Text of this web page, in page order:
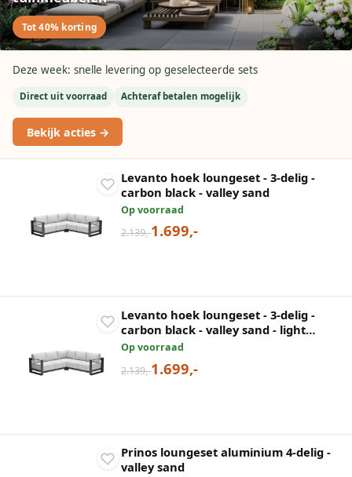
Tot 40% korting
Deze week: snelle levering op geselecteerde sets
Direct uit voorraad Achteraf betalen mogelijk
Bekijk acties →
Levanto hoek loungeset - 3-delig -
carbon black - valley sand
Op voorraad
2.139,-1.699,-
Levanto hoek loungeset - 3-delig -
carbon black - valley sand - light
teaklook
Op voorraad
2.139,-1.699,-
Prinos loungeset aluminium 4-delig -
valley sand